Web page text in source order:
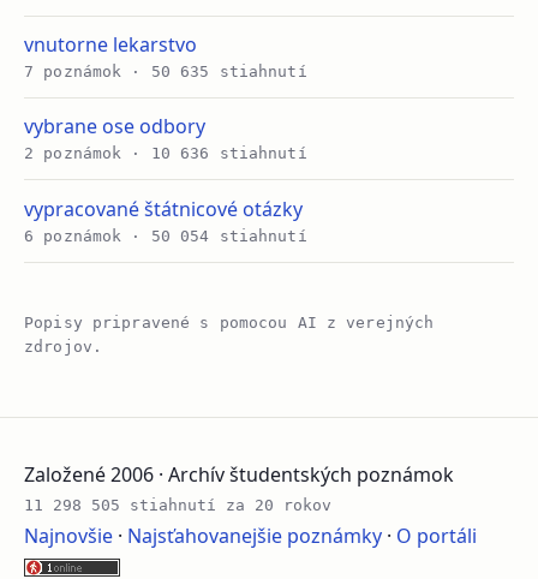
vnutorne lekarstvo
7 poznámok · 50 635 stiahnutí
vybrane ose odbory
2 poznámok · 10 636 stiahnutí
vypracované štátnicové otázky
6 poznámok · 50 054 stiahnutí
Popisy pripravené s pomocou AI z verejných
zdrojov.
Založené 2006 · Archív študentských poznámok
11 298 505 stiahnutí za 20 rokov
Najnovšie · Najsťahovanejšie poznámky · O portáli